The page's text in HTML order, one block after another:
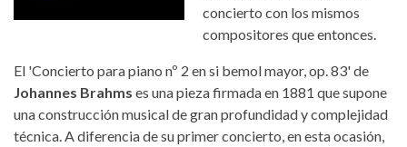
concierto con los mismos
compositores que entonces.
El 'Concierto para piano nº 2 en si bemol mayor, op. 83' de
Johannes Brahms es una pieza firmada en 1881 que supone
una construcción musical de gran profundidad y complejidad
técnica. A diferencia de su primer concierto, en esta ocasión,